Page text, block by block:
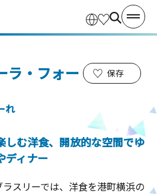
ラ・フォー
れ
保存
しむ洋食、開放的な空間でゆ
ディナー
スリーでは、洋食を港町横浜の